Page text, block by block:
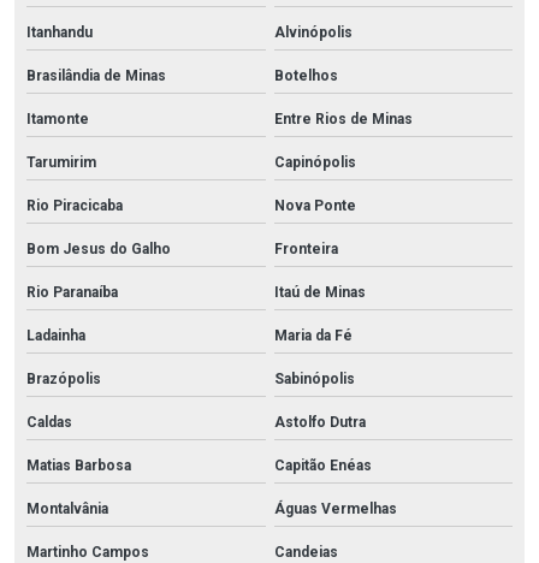
Itanhandu Alvinópolis
Brasilândia de Minas Botelhos
Itamonte Entre Rios de Minas
Tarumirim Capinópolis
Rio Piracicaba Nova Ponte
Bom Jesus do Galho Fronteira
Rio Paranaíba Itaú de Minas
Ladainha Maria da Fé
Brazópolis Sabinópolis
Caldas Astolfo Dutra
Matias Barbosa Capitão Enéas
Montalvânia Águas Vermelhas
Martinho Campos Candeias